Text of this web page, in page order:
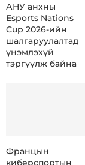
АНУ анхны
Esports Nations
Cup 2026-ийн
шалгаруулалтад
үнэмлэхүй
тэргүүлж байна
Францын
киберспортын